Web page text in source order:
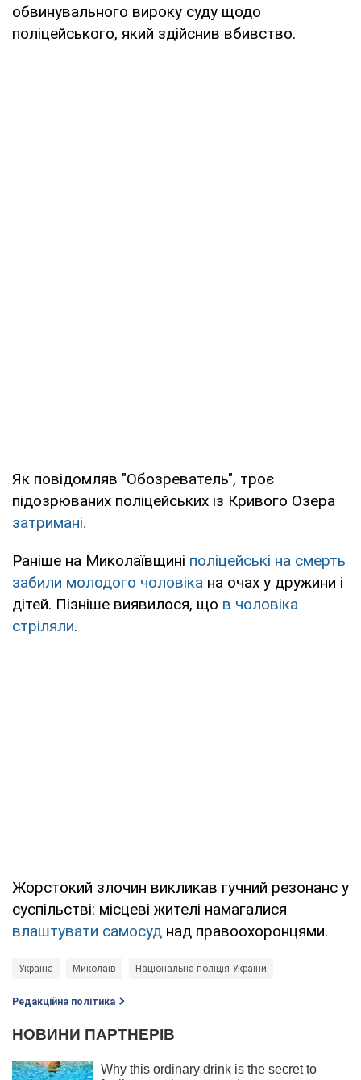
обвинувального вироку суду щодо
поліцейського, який здійснив вбивство.
Як повідомляв "Обозреватель", троє
підозрюваних поліцейських із Кривого Озера
затримані.
Раніше на Миколаївщині поліцейські на смерть
забили молодого чоловіка на очах у дружини і
дітей. Пізніше виявилося, що в чоловіка
стріляли.
Жорстокий злочин викликав гучний резонанс у
суспільстві: місцеві жителі намагалися
влаштувати самосуд над правоохоронцями.
Україна Миколаїв Національна поліція України
Редакційна політика